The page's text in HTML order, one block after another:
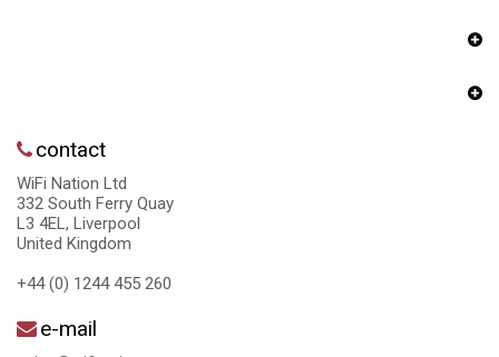
contact
WiFi Nation Ltd
332 South Ferry Quay
L3 4EL, Liverpool
United Kingdom
+44 (0) 1244 455 260
e-mail